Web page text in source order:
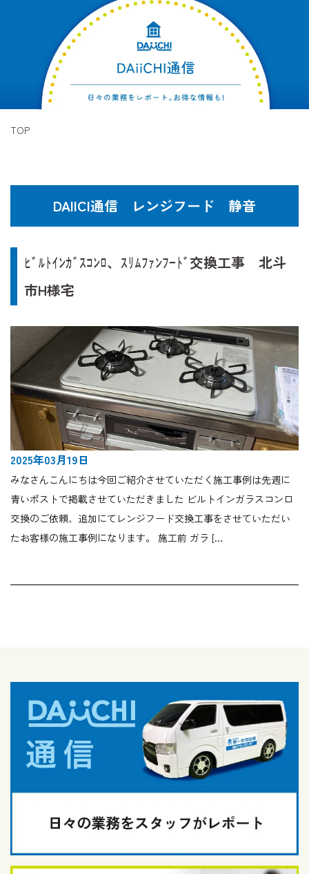
TOP
DAIICI通信 レンジフード 静音
ﾋﾞﾙﾄｲﾝｶﾞｽｺﾝﾛ、ｽﾘﾑﾌｧﾝﾌｰﾄﾞ交換工事 北斗
市H様宅
2025年03月19日
みなさんこんにちは今回ご紹介させていただく施工事例は先週に
青いポストで掲載させていただきました ビルトインガラスコンロ
交換のご依頼、追加にてレンジフード交換工事をさせていただい
たお客様の施工事例になります。 施工前 ガラ […